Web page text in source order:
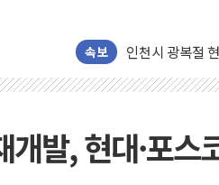
속보
인천시 광복절
홈플러스發 대
윤준병·이해민
'호우·산사태
발, 현대·포스